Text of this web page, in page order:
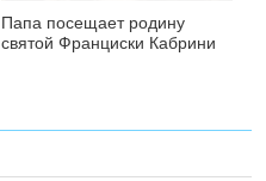
Папа посещает родину
святой Франциски Кабрини